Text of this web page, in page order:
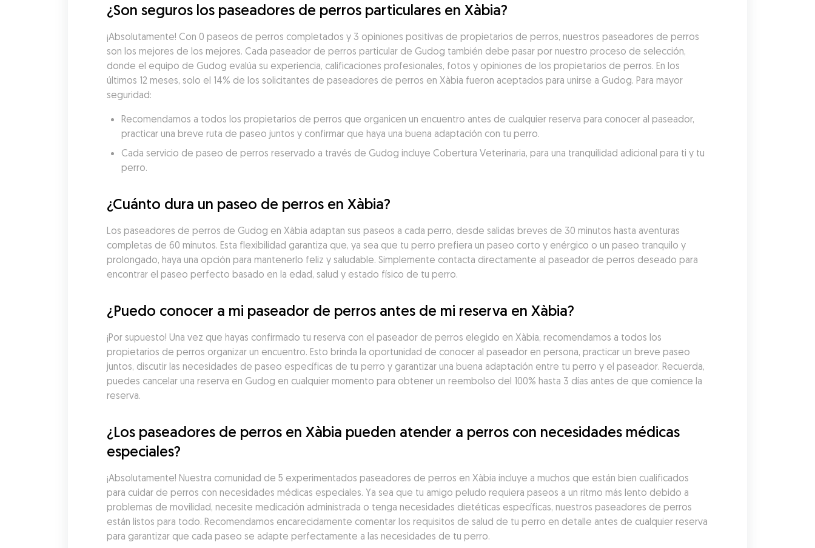
¿Son seguros los paseadores de perros particulares en Xàbia?
¡Absolutamente! Con 0 paseos de perros completados y 3 opiniones positivas de propietarios de perros, nuestros paseadores de perros
son los mejores de los mejores. Cada paseador de perros particular de Gudog también debe pasar por nuestro proceso de selección,
donde el equipo de Gudog evalúa su experiencia, calificaciones profesionales, fotos y opiniones de los propietarios de perros. En los
últimos 12 meses, solo el 14% de los solicitantes de paseadores de perros en Xàbia fueron aceptados para unirse a Gudog. Para mayor
seguridad:
Recomendamos a todos los propietarios de perros que organicen un encuentro antes de cualquier reserva para conocer al paseador,
practicar una breve ruta de paseo juntos y confirmar que haya una buena adaptación con tu perro.
Cada servicio de paseo de perros reservado a través de Gudog incluye Cobertura Veterinaria, para una tranquilidad adicional para ti y tu
perro.
¿Cuánto dura un paseo de perros en Xàbia?
Los paseadores de perros de Gudog en Xàbia adaptan sus paseos a cada perro, desde salidas breves de 30 minutos hasta aventuras
completas de 60 minutos. Esta flexibilidad garantiza que, ya sea que tu perro prefiera un paseo corto y enérgico o un paseo tranquilo y
prolongado, haya una opción para mantenerlo feliz y saludable. Simplemente contacta directamente al paseador de perros deseado para
encontrar el paseo perfecto basado en la edad, salud y estado físico de tu perro.
¿Puedo conocer a mi paseador de perros antes de mi reserva en Xàbia?
¡Por supuesto! Una vez que hayas confirmado tu reserva con el paseador de perros elegido en Xàbia, recomendamos a todos los
propietarios de perros organizar un encuentro. Esto brinda la oportunidad de conocer al paseador en persona, practicar un breve paseo
juntos, discutir las necesidades de paseo específicas de tu perro y garantizar una buena adaptación entre tu perro y el paseador. Recuerda,
puedes cancelar una reserva en Gudog en cualquier momento para obtener un reembolso del 100% hasta 3 días antes de que comience la
reserva.
¿Los paseadores de perros en Xàbia pueden atender a perros con necesidades médicas
especiales?
¡Absolutamente! Nuestra comunidad de 5 experimentados paseadores de perros en Xàbia incluye a muchos que están bien cualificados
para cuidar de perros con necesidades médicas especiales. Ya sea que tu amigo peludo requiera paseos a un ritmo más lento debido a
problemas de movilidad, necesite medicación administrada o tenga necesidades dietéticas específicas, nuestros paseadores de perros
están listos para todo. Recomendamos encarecidamente comentar los requisitos de salud de tu perro en detalle antes de cualquier reserva
para garantizar que cada paseo se adapte perfectamente a las necesidades de tu perro.